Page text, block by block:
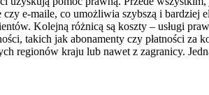
e-maile, co umożliwia szybszą i bardziej
Kolejną różnicą są koszty – usługi
takich jak abonamenty czy płatności za
regionów kraju lub nawet z zagranicy.